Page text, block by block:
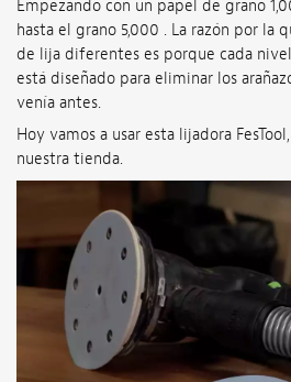
Empezando con un papel de grano
hasta el grano 5,000 . La razón por la
de lija diferentes es porque cada
está diseñado para eliminar los
venía antes.
Hoy vamos a usar esta lijadora
nuestra tienda.